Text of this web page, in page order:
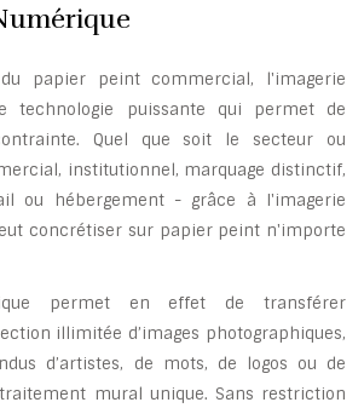
papier peint commercial, l'imagerie
technologie puissante qui permet de
Quel que soit le secteur ou
institutionnel, marquage distinctif,
ou hébergement - grâce à I'imagerie
concrétiser sur papier peint n'importe
permet en effet de transférer
illimitée d’images photographiques,
d’artistes, de mots, de logos ou de
mural unique. Sans restriction